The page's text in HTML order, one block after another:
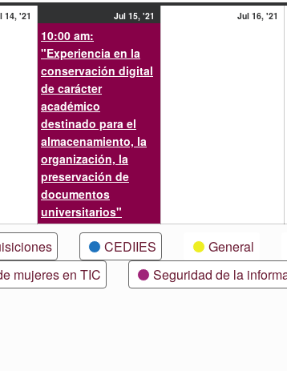
14, '21
julio,
2021
Jul 15, '21
10:00 am:
"Experiencia en la
conservación digital
de carácter
académico
destinado para el
almacenamiento, la
organización, la
preservación de
documentos
universitarios"
Jul 16, '21
CEDIIES General
mujeres en TIC Seguridad de la